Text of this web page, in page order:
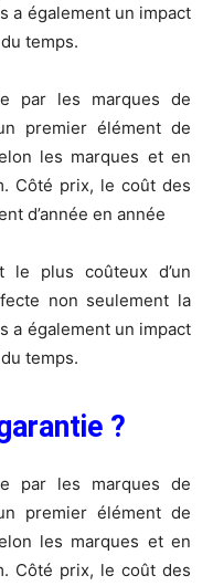
a également un impact
temps.
par les marques de
premier élément de
les marques et en
Côté prix, le coût des
d’année en année
le plus coûteux d’un
non seulement la
a également un impact
temps.
?
par les marques de
premier élément de
les marques et en
Côté prix, le coût des